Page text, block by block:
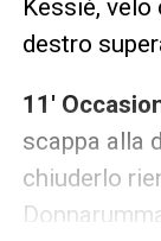
Kessié, velo
destro
11′
scappa alla
chiuderlo